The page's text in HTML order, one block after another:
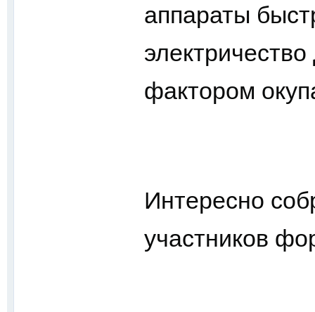
аппараты
фактором
Интересно
участников